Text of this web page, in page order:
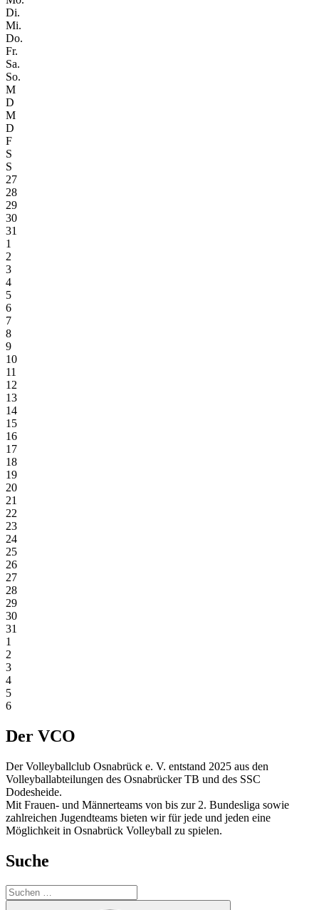
Di.
Mi.
Do.
Fr.
Sa.
So.
M
D
M
D
F
S
S
27
28
29
30
31
1
2
3
4
5
6
7
8
9
10
11
12
13
14
15
16
17
18
19
20
21
22
23
24
25
26
27
28
29
30
31
1
2
3
4
5
6
Der VCO
Der Volleyballclub Osnabrück e. V. entstand 2025 aus den
Volleyballabteilungen des Osnabrücker TB und des SSC
Dodesheide.
Mit Frauen- und Männerteams von bis zur 2. Bundesliga sowie
zahlreichen Jugendteams bieten wir für jede und jeden eine
Möglichkeit in Osnabrück Volleyball zu spielen.
Suche
Suchen
nach: